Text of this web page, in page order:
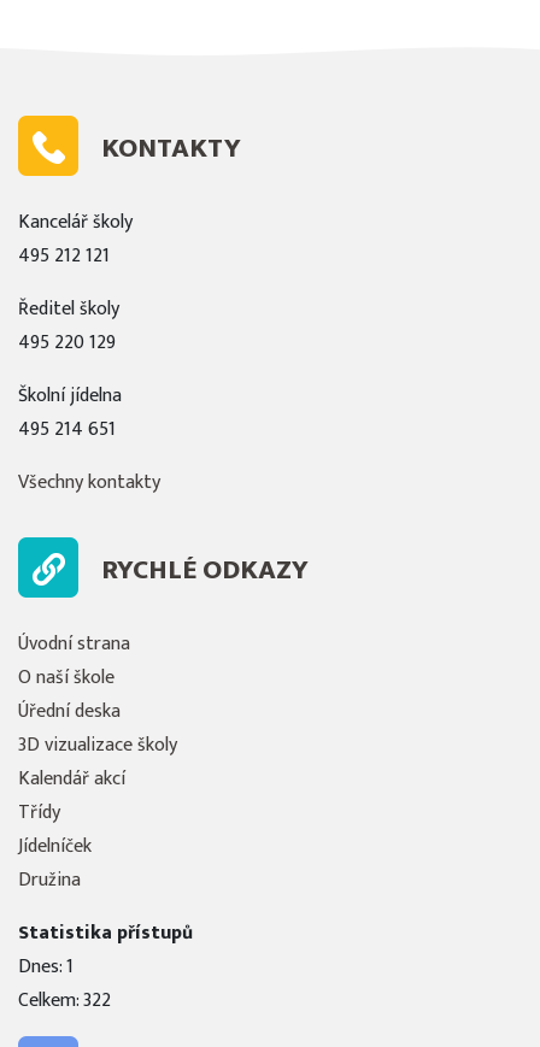
KONTAKTY
Kancelář školy
495 212 121
Ředitel školy
495 220 129
Školní jídelna
495 214 651
Všechny kontakty
RYCHLÉ ODKAZY
Úvodní strana
O naší škole
Úřední deska
3D vizualizace školy
Kalendář akcí
Třídy
Jídelníček
Družina
Statistika přístupů
Dnes: 1
Celkem: 322